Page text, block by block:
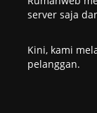
server saja
Kini, kami
pelanggan.